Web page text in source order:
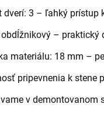
dverí: 3 – ľahký prístup
obdĺžnikový – praktický
materiálu: 18 mm –
pripevnenia k stene
v demontovanom